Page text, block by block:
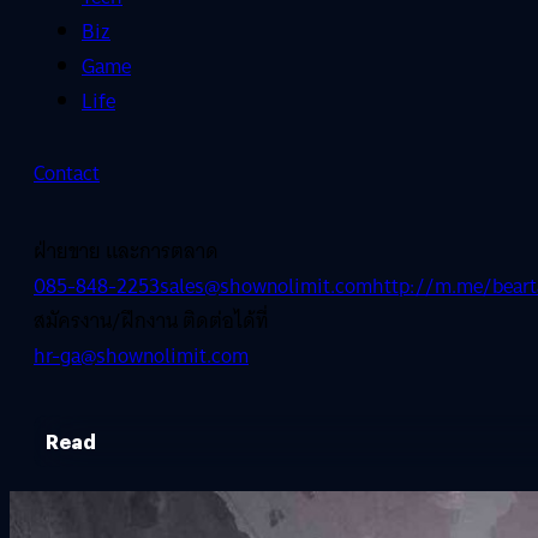
Biz
Game
Life
Contact
ฝ่ายขาย และการตลาด
085-848-2253sales@shownolimit.comhttp://m.me/
สมัครงาน/ฝึกงาน ติดต่อได้ที่
hr-ga@shownolimit.com
Read